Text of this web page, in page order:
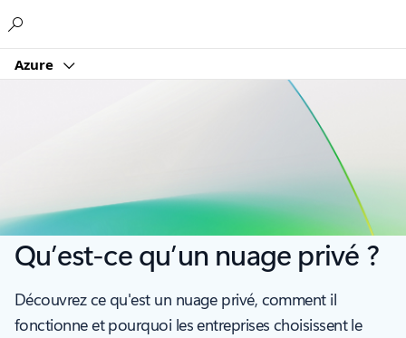
Azure
Qu’est-ce qu’un nuage privé ?
Découvrez ce qu'est un nuage privé, comment il
fonctionne et pourquoi les entreprises choisissent le